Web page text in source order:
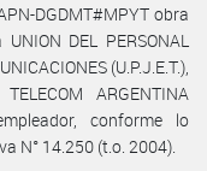
DGDMT#MPYT obra
DEL PERSONAL
(U.P.J.E.T.),
ARGENTINA
conforme lo
N° 14.250 (t.o. 2004).